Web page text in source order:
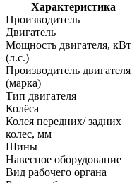
Характеристика
Производитель
Двигатель
Мощность двигателя, кВт
(л.с.)
Производитель двигателя
(марка)
Тип двигателя
Колёса
Колея передних/ задних
колес, мм
Шины
Навесное оборудование
Вид рабочего органа